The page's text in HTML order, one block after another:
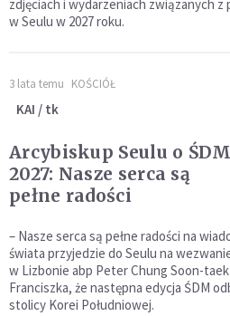
zdjęciach i wydarzeniach związanych z
w Seulu w 2027 roku.
3 lata temu KOŚCIÓŁ
KAI / tk
Arcybiskup Seulu o ŚDM
2027: Nasze serca są
pełne radości
– Nasze serca są pełne radości na
świata przyjedzie do Seulu na
w Lizbonie abp Peter Chung Soon-
Franciszka, że następna edycja ŚDM
stolicy Korei Południowej.